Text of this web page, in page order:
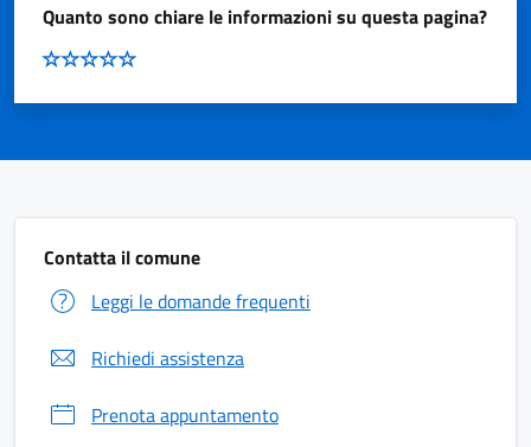
Quanto sono chiare le informazioni su questa pagina?
Contatta il comune
Leggi le domande frequenti
Richiedi assistenza
Prenota appuntamento